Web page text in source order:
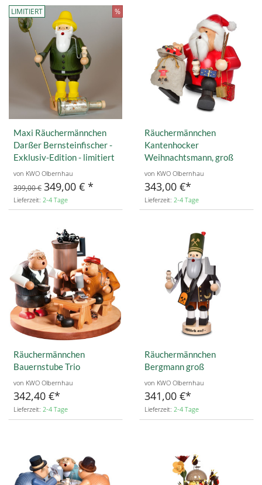
%
LIMITIERT
Maxi Räuchermännchen
Darßer Bernsteinfischer -
Exklusiv-Edition - limitiert
von KWO Olbernhau
399,00 € 349,00 €
Lieferzeit: 2-4 Tage
Räuchermännchen
Kantenhocker
Weihnachtsmann, groß
von KWO Olbernhau
343,00 €
Lieferzeit: 2-4 Tage
Räuchermännchen
Bauernstube Trio
von KWO Olbernhau
342,40 €
Lieferzeit: 2-4 Tage
Räuchermännchen
Bergmann groß
von KWO Olbernhau
341,00 €
Lieferzeit: 2-4 Tage